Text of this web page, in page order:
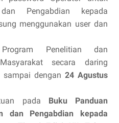
Pengabdian kepada
menggunakan user dan
Penelitian dan
secara daring
sampai dengan 24 Agustus
pada Buku Panduan
dan Pengabdian kepada